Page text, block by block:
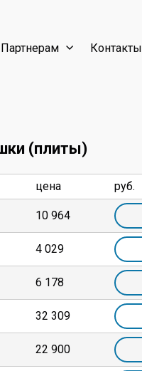
Партнерам Контакты
(плиты)
цена руб.
10 964
4 029
6 178
32 309
22 900